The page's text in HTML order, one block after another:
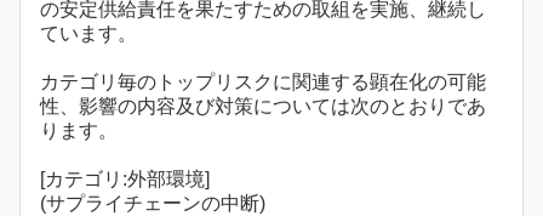
の安定供給責任を果たすための取組を実施、継続し
ています。
カテゴリ毎のトップリスクに関連する顕在化の可能
性、影響の内容及び対策については次のとおりであ
ります。
[カテゴリ:外部環境]
(サプライチェーンの中断)